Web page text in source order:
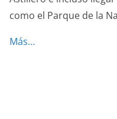
como el Parque de la
Más…